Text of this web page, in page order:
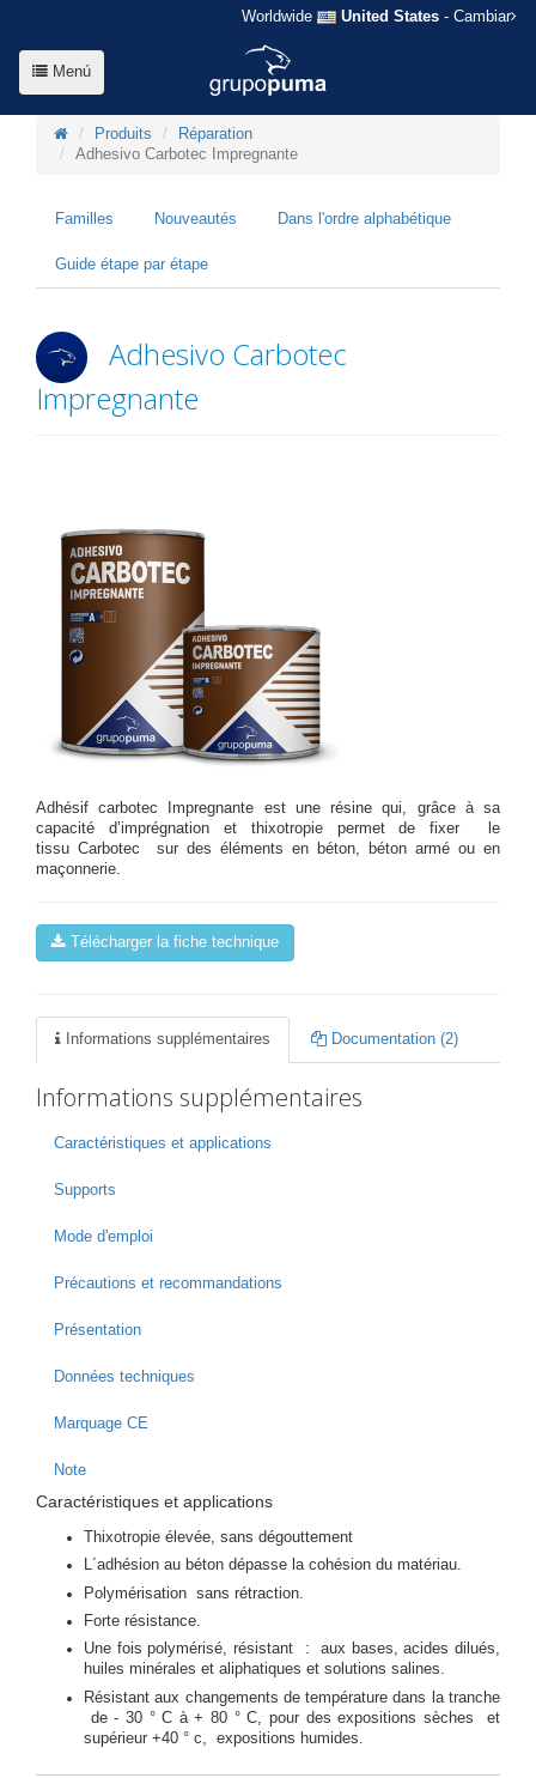
Worldwide United States - Cambiar
Menú
Produits
Réparation
Adhesivo Carbotec Impregnante
Familles Nouveautés Dans l'ordre alphabétique
Guide étape par étape
Adhesivo Carbotec
Impregnante
Adhésif carbotec Impregnante est une résine qui, grâce à sa
capacité d’imprégnation et thixotropie permet de fixer le
tissu Carbotec sur des éléments en béton, béton armé ou en
maçonnerie.
Télécharger la fiche technique
Informations supplémentaires Documentation (2)
Informations supplémentaires
Caractéristiques et applications
Supports
Mode d'emploi
Précautions et recommandations
Présentation
Données techniques
Marquage CE
Note
Caractéristiques et applications
Thixotropie élevée, sans dégouttement
L´adhésion au béton dépasse la cohésion du matériau.
Polymérisation sans rétraction.
Forte résistance.
Une fois polymérisé, résistant : aux bases, acides dilués,
huiles minérales et aliphatiques et solutions salines.
Résistant aux changements de température dans la tranche
de - 30 ° C à + 80 ° C, pour des expositions sèches et
supérieur +40 ° c, expositions humides.